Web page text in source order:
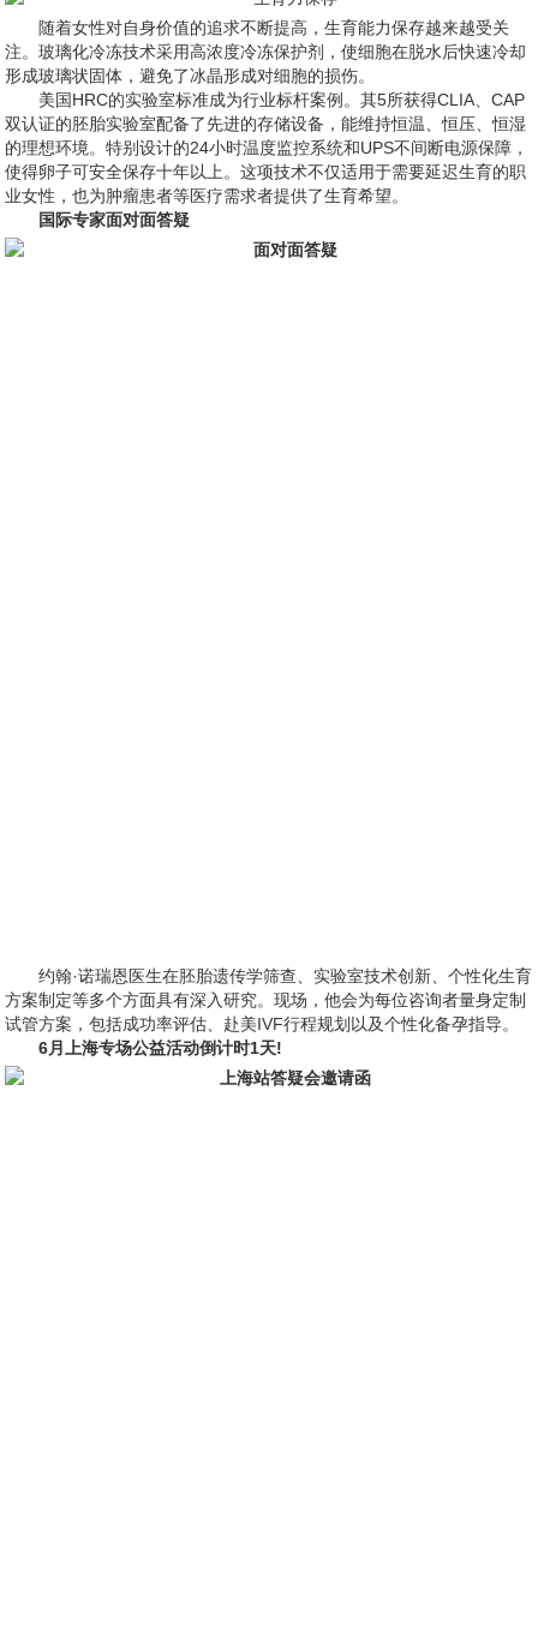
随着女性对自身价值的追求不断提高，生育能力保存越来越受关
注。玻璃化冷冻技术采用高浓度冷冻保护剂，使细胞在脱水后快速冷却
形成玻璃状固体，避免了冰晶形成对细胞的损伤。
美国HRC的实验室标准成为行业标杆案例。其5所获得CLIA、CAP
双认证的胚胎实验室配备了先进的存储设备，能维持恒温、恒压、恒湿
的理想环境。特别设计的24小时温度监控系统和UPS不间断电源保障，
使得卵子可安全保存十年以上。这项技术不仅适用于需要延迟生育的职
业女性，也为肿瘤患者等医疗需求者提供了生育希望。
国际专家面对面答疑
约翰·诺瑞恩医生在胚胎遗传学筛查、实验室技术创新、个性化生育
方案制定等多个方面具有深入研究。现场，他会为每位咨询者量身定制
试管方案，包括成功率评估、赴美IVF行程规划以及个性化备孕指导。
6月上海专场公益活动倒计时1天!